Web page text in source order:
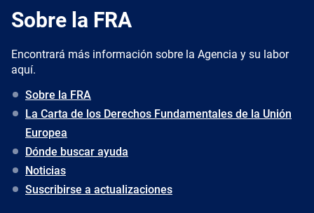
Sobre la FRA
Encontrará más información sobre la Agencia y su labor
aquí.
Sobre la FRA
La Carta de los Derechos Fundamentales de la Unión
Europea
Dónde buscar ayuda
Noticias
Suscribirse a actualizaciones